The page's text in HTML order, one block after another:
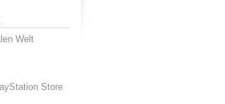
Welt
Store